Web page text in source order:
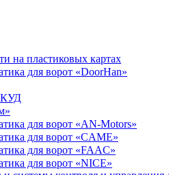
на пластиковых картах
для ворот «DoorHan»
для ворот «AN-Motors»
для ворот «CAME»
для ворот «FAAC»
для ворот «NICE»